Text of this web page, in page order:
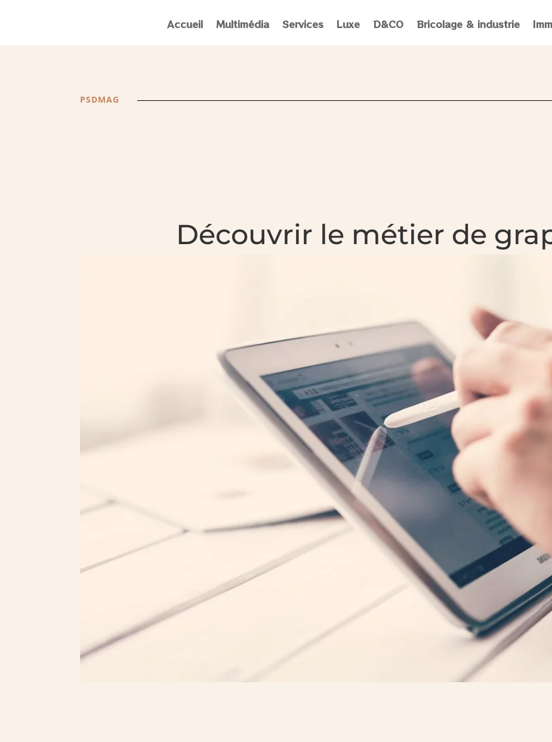
Accueil Multimédia Services Luxe D&CO Bricolage & industrie
PSDMAG
Découvrir le métier de